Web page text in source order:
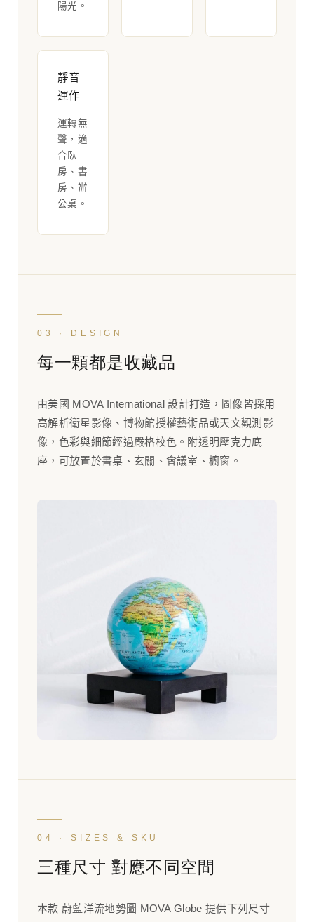
陽光。
靜音
運作
運轉無
聲，適
合臥
房、書
房、辦
公桌。
03 · DESIGN
每一顆都是收藏品
由美國 MOVA International 設計打造，圖像皆採用
高解析衛星影像、博物館授權藝術品或天文觀測影
像，色彩與細節經過嚴格校色。附透明壓克力底
座，可放置於書桌、玄關、會議室、櫥窗。
04 · SIZES & SKU
三種尺寸 對應不同空間
本款 蔚藍洋流地勢圖 MOVA Globe 提供下列尺寸